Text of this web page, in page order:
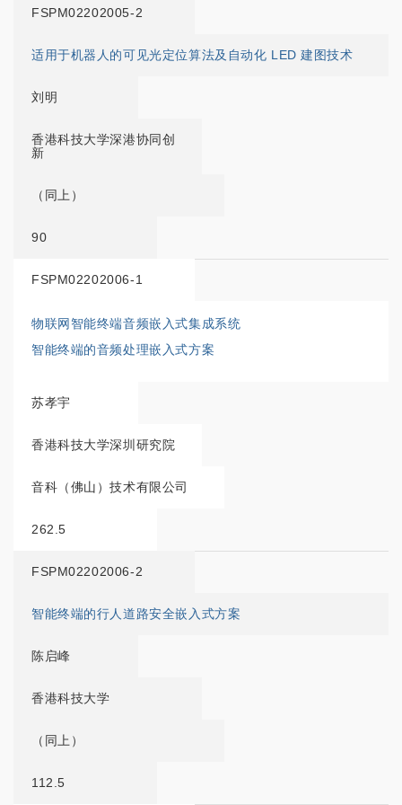
FSPM02202005-2
适用于机器人的可见光定位算法及自动化 LED 建图技术
刘明
香港科技大学深港协同创
新
（同上）
90
FSPM02202006-1
物联网智能终端音频嵌入式集成系统
智能终端的音频处理嵌入式方案
苏孝宇
香港科技大学深圳研究院
音科（佛山）技术有限公司
262.5
FSPM02202006-2
智能终端的行人道路安全嵌入式方案
陈启峰
香港科技大学
（同上）
112.5